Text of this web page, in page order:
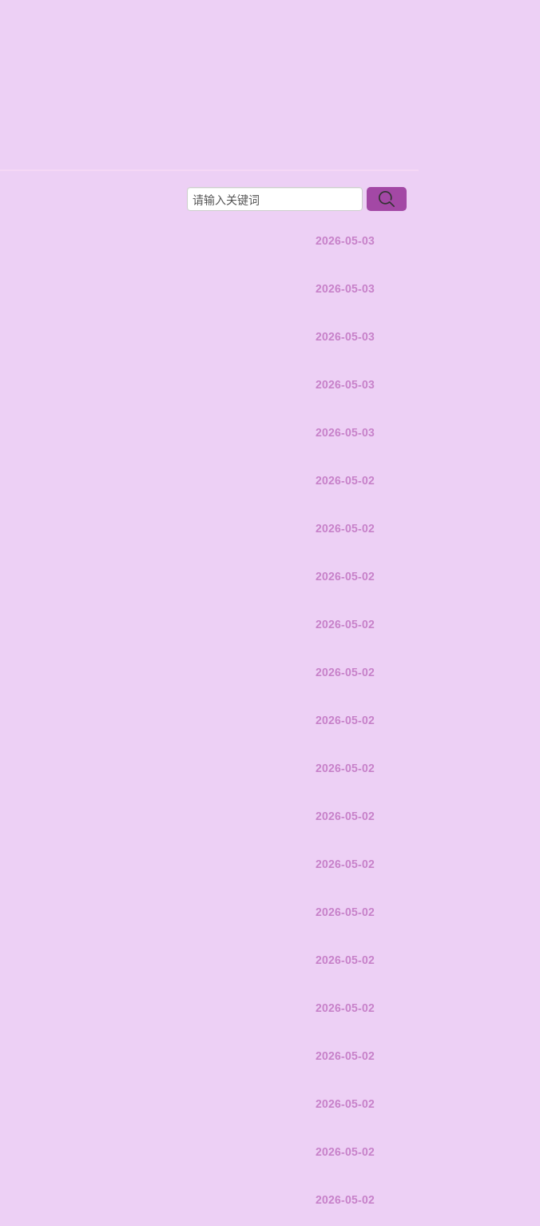
2026-05-03
2026-05-03
2026-05-03
2026-05-03
2026-05-03
2026-05-02
2026-05-02
2026-05-02
2026-05-02
2026-05-02
2026-05-02
2026-05-02
2026-05-02
2026-05-02
2026-05-02
2026-05-02
2026-05-02
2026-05-02
2026-05-02
2026-05-02
2026-05-02